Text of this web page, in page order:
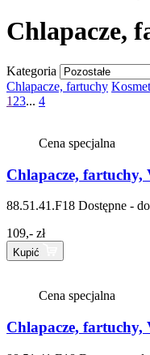
Chlapacze,
Kategoria
Chlapacze, fartuchy
1 23... 4
Cena specjalna
Chlapacze, fartuchy,
88.51.41.F18 Dostępne -
109,- zł
Kupić
Cena specjalna
Chlapacze, fartuchy,